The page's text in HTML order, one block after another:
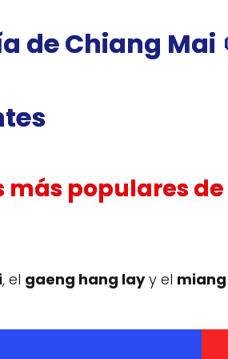
de Chiang Mai
más populares de
, el gaeng hang layy el miang